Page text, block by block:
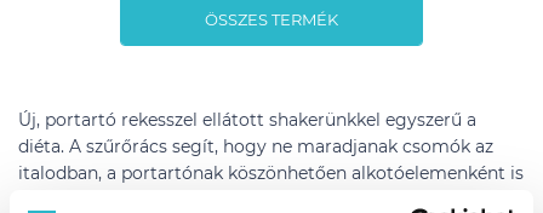
ÖSSZES TERMÉK
Új, portartó rekesszel ellátott shakerünkkel egyszerű a
diéta. A szűrőrács segít, hogy ne maradjanak csomók az
italodban, a portartónak köszönhetően alkotóelemenként is